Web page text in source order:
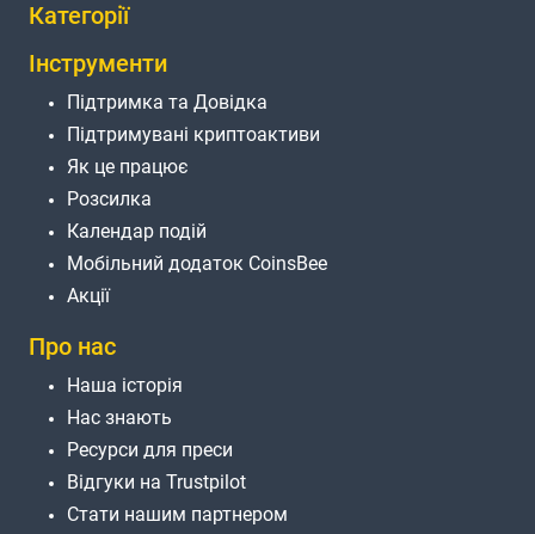
Категорії
Інструменти
Підтримка та Довідка
Підтримувані криптоактиви
Як це працює
Розсилка
Календар подій
Мобільний додаток CoinsBee
Акції
Про нас
Наша історія
Нас знають
Ресурси для преси
Відгуки на Trustpilot
Стати нашим партнером